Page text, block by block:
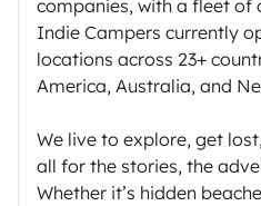
companies, with a fleet of
Indie Campers currently
locations across 23+
America, Australia, and
We live to explore, get
all for the stories, the
Whether it’s hidden